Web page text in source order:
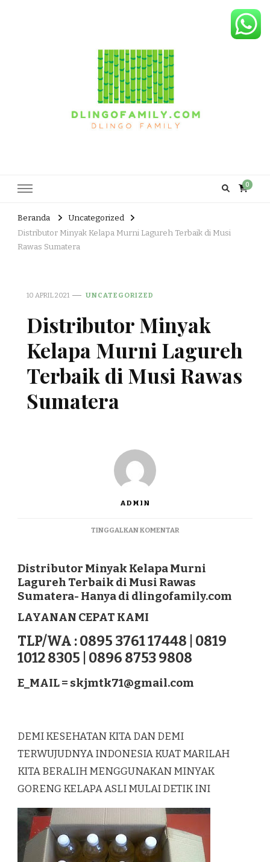
0
Beranda
Uncategorized
Distributor Minyak Kelapa Murni Lagureh Terbaik di Musi
Rawas Sumatera
10 APRIL 2021 UNCATEGORIZED
Distributor Minyak
Kelapa Murni Lagureh
Terbaik di Musi Rawas
Sumatera
ADMIN
TINGGALKAN KOMENTARPADA
KELAPA
MURNI
LAGUREH
TERBAIK
SUMATERA
Distributor Minyak Kelapa Murni
Lagureh Terbaik di Musi Rawas
Sumatera- Hanya di dlingofamily.com
LAYANAN CEPAT KAMI
TLP/WA : 0895 3761 17448 | 0819
1012 8305 | 0896 8753 9808
E_MAIL = skjmtk71@gmail.com
DEMI KESEHATAN KITA DAN DEMI
TERWUJUDNYA INDONESIA KUAT MARILAH
KITA BERALIH MENGGUNAKAN MINYAK
GORENG KELAPA ASLI MULAI DETIK INI